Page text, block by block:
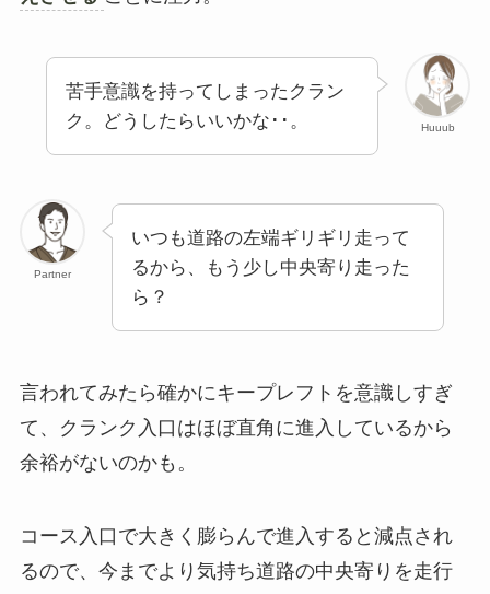
Huuub
苦手意識を持ってしまったクラン
ク。どうしたらいいかな･･。
Partner
いつも道路の左端ギリギリ走って
るから、もう少し中央寄り走った
ら？
言われてみたら確かにキープレフトを意識しすぎ
て、クランク入口はほぼ直角に進入しているから
余裕がないのかも。
コース入口で大きく膨らんで進入すると減点され
るので、今までより気持ち道路の中央寄りを走行